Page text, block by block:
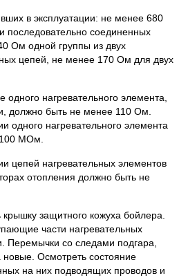
в эксплуатации: не менее 680
последовательно соединенных
Ом одной группы из двух
цепей, не менее 170 Ом для двух
одного нагревательного элемента,
должно быть не менее 110 Ом.
одного нагревательного элемента
МОм.
цепей нагревательных элементов
отопления должно быть не
защитного кожуха бойлера.
части нагревательных
Перемычки со следами подгара,
Осмотреть состояние
на них подводящих проводов и